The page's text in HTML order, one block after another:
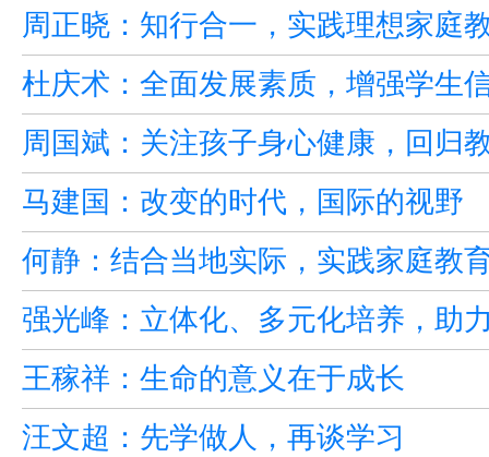
周正晓：知行合一，实践理想家庭
杜庆术：全面发展素质，增强学生
周国斌：关注孩子身心健康，回归
马建国：改变的时代，国际的视野
何静：结合当地实际，实践家庭教
强光峰：立体化、多元化培养，助
王稼祥：生命的意义在于成长
汪文超：先学做人，再谈学习